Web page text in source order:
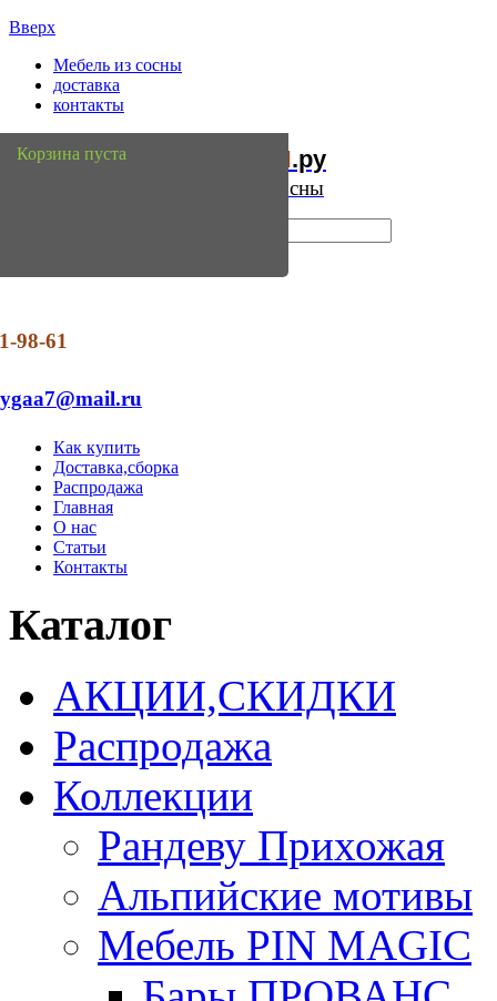
Вверх
Мебель из сосны
доставка
контакты
Мебель Сосны.ру
Интернет магазин мебели из сосны
98-61
Как купить
Доставка,сборка
Распродажа
Главная
О нас
Статьи
Контакты
Корзина пуста
Каталог
АКЦИИ,СКИДКИ
Распродажа
Коллекции
Рандеву Прихожая
Альпийские мотивы
Мебель PIN MAGIС